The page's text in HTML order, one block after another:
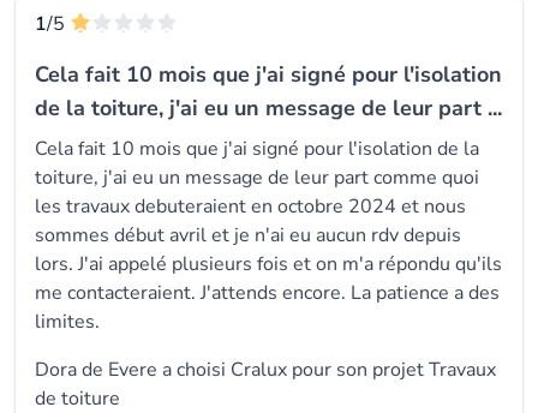
1/5
Cela fait 10 mois que j'ai signé pour l'isolation
de la toiture, j'ai eu un message de leur part ...
Cela fait 10 mois que j'ai signé pour l'isolation de la
toiture, j'ai eu un message de leur part comme quoi
les travaux debuteraient en octobre 2024 et nous
sommes début avril et je n'ai eu aucun rdv depuis
lors. J'ai appelé plusieurs fois et on m'a répondu qu'ils
me contacteraient. J'attends encore. La patience a des
limites.
Dora de Evere a choisi Cralux pour son projet Travaux
de toiture